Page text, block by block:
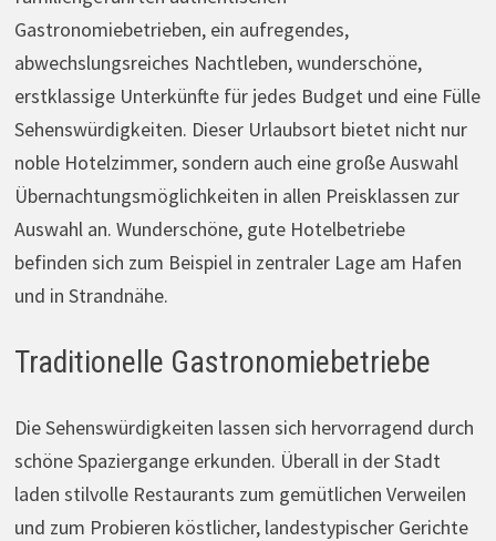
Gastronomiebetrieben, ein aufregendes,
abwechslungsreiches Nachtleben, wunderschöne,
erstklassige Unterkünfte für jedes Budget und eine Fülle
Sehenswürdigkeiten. Dieser Urlaubsort bietet nicht nur
noble Hotelzimmer, sondern auch eine große Auswahl
Übernachtungsmöglichkeiten in allen Preisklassen zur
Auswahl an. Wunderschöne, gute Hotelbetriebe
befinden sich zum Beispiel in zentraler Lage am Hafen
und in Strandnähe.
Traditionelle Gastronomiebetriebe
Die Sehenswürdigkeiten lassen sich hervorragend durch
schöne Spaziergange erkunden. Überall in der Stadt
laden stilvolle Restaurants zum gemütlichen Verweilen
und zum Probieren köstlicher, landestypischer Gerichte